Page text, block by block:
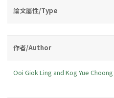
論文屬性/Type
作者/Author
Ooi Giok Ling and Kog Yue Choong